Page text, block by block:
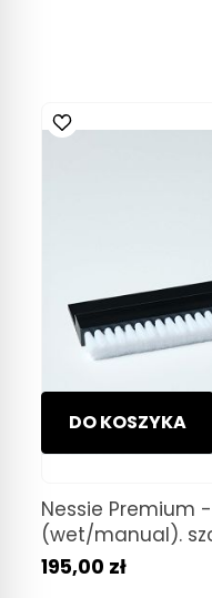
DO KOSZYKA
Nessie Premium
(wet/manual).
195,00 zł